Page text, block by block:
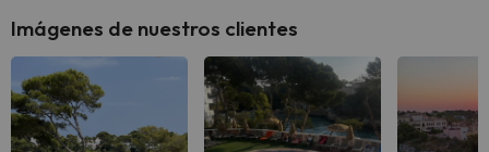
Imágenes de nuestros clientes